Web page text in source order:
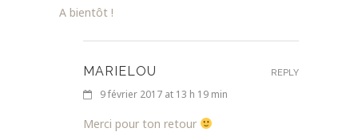
A bientôt !
MARIELOU
9 février 2017 at 13 h 19 min
Merci pour ton retour
REPLY